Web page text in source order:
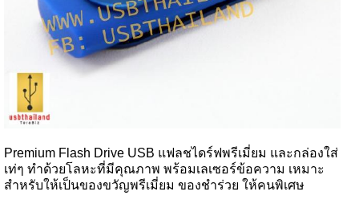
Premium Flash Drive USB แฟลชไดร์ฟพรีเมี่ยม และกล่องใส่
เท่ๆ ทำด้วยโลหะที่มีคุณภาพ พร้อมเลเซอร์ข้อความ เหมาะ
สำหรับให้เป็นของขวัญพรีเมี่ยม ของชำร่วย ให้คนพิเศษ